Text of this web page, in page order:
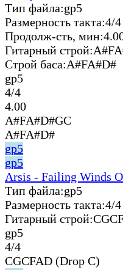
Тип файла:gp5
Размерность такта:4/4
Продолж-сть, мин:
Гитарный строй:
Строй баса:A#FA#D#
gp5
4/4
4.00
A#FA#D#GC
A#FA#D#
gp5
gp5
Arsis - Failing Winds
Тип файла:gp5
Размерность такта:4/4
Гитарный строй:
gp5
4/4
CGCFAD (Drop C)